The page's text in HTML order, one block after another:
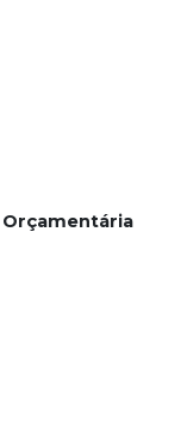
Orçamentária